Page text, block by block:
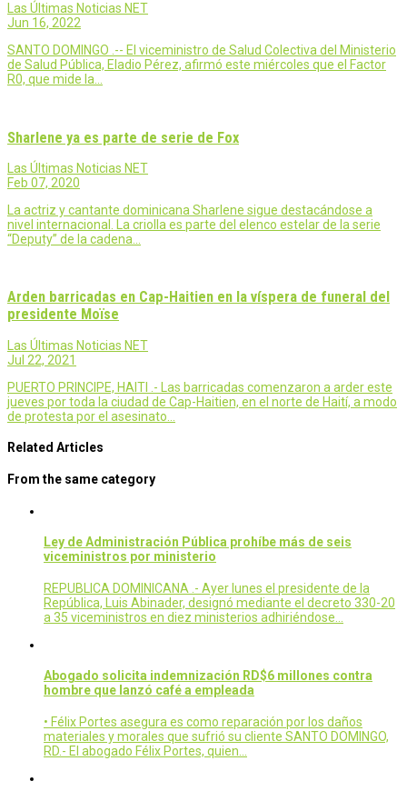
Las Últimas Noticias NET
Jun 16, 2022
SANTO DOMINGO .-- El viceministro de Salud Colectiva del Ministerio
de Salud Pública, Eladio Pérez, afirmó este miércoles que el Factor
R0, que mide la…
Sharlene ya es parte de serie de Fox
Las Últimas Noticias NET
Feb 07, 2020
La actriz y cantante dominicana Sharlene sigue destacándose a
nivel internacional. La criolla es parte del elenco estelar de la serie
“Deputy” de la cadena…
Arden barricadas en Cap-Haitien en la víspera de funeral del
presidente Moïse
Las Últimas Noticias NET
Jul 22, 2021
PUERTO PRINCIPE, HAITI .- Las barricadas comenzaron a arder este
jueves por toda la ciudad de Cap-Haitien, en el norte de Haití, a modo
de protesta por el asesinato…
Related Articles
From the same category
Ley de Administración Pública prohíbe más de seis
viceministros por ministerio
REPUBLICA DOMINICANA .- Ayer lunes el presidente de la
República, Luis Abinader, designó mediante el decreto 330-20
a 35 viceministros en diez ministerios adhiriéndose…
Abogado solicita indemnización RD$6 millones contra
hombre que lanzó café a empleada
• Félix Portes asegura es como reparación por los daños
materiales y morales que sufrió su cliente SANTO DOMINGO,
RD.- El abogado Félix Portes, quien…